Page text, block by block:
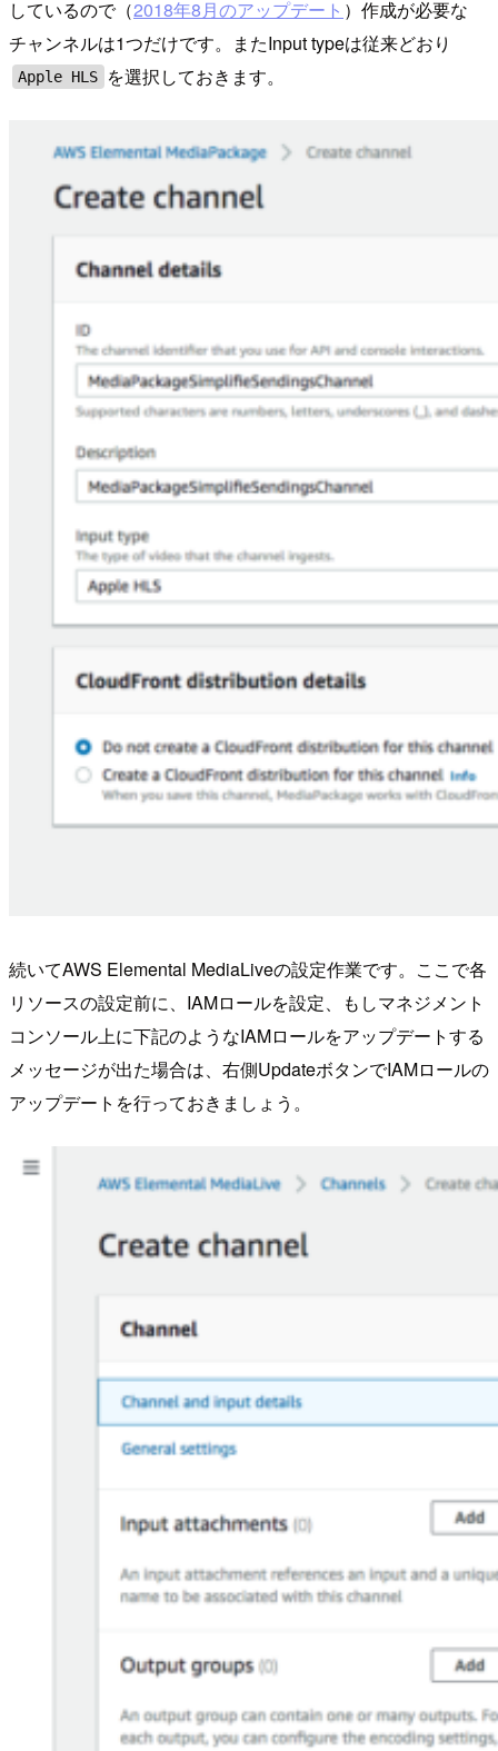
しているので（2018年8月のアップデート ）作成が必要な
チャンネルは1つだけです。またInput typeは従来どおり
Apple HLS を選択しておきます。
続いてAWS Elemental MediaLiveの設定作業です。ここで各
リソースの設定前に、IAMロールを設定、もしマネジメント
コンソール上に下記のようなIAMロールをアップデートする
メッセージが出た場合は、右側UpdateボタンでIAMロールの
アップデートを行っておきましょう。